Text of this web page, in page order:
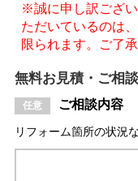
※誠に申し訳ござ
ただいているのは
限られます。ご了承
無料お見積・ご相
ご相談内容
リフォーム箇所の状況